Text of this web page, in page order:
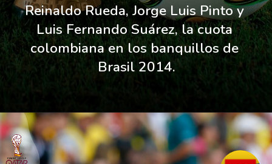
Reinaldo Rueda, Jorge Luis Pinto y
Luis Fernando Suárez, la cuota
colombiana en los banquillos de
Brasil 2014.